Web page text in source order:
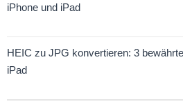
iPhone und iPad
HEIC zu JPG konvertieren: 3
iPad